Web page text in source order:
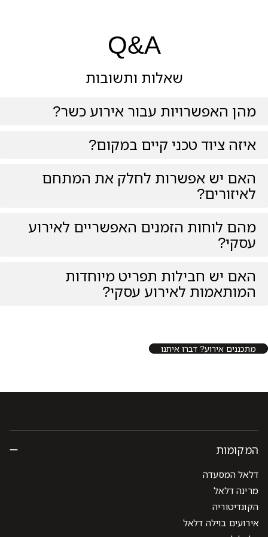
Q&A
שאלות ותשובות
עבור אירוע כשר?
טכני קיים במקום?
אפשרות לחלק את המתחם
הזמנים האפשריים לאירוע
חבילות תפריט מיוחדות
לאירוע עסקי?
דברו איתנו
דלאל